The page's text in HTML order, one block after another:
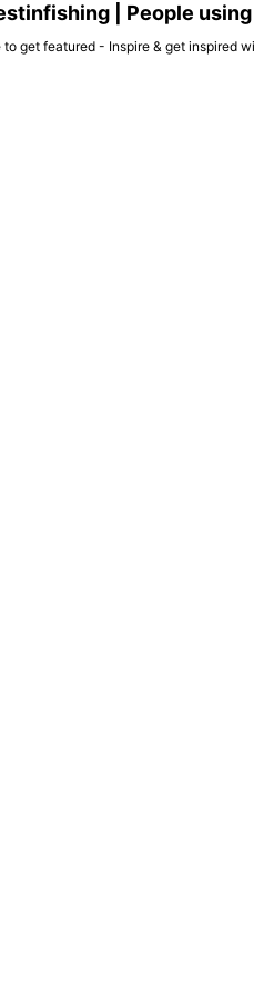
| People
get featured - Inspire & get inspired